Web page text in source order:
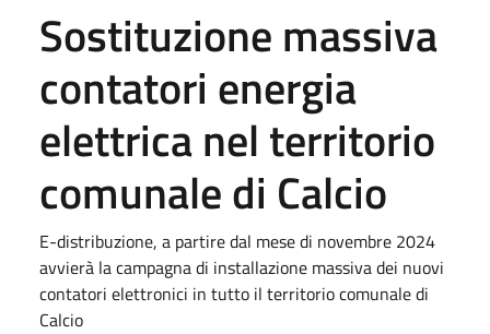
Sostituzione massiva
contatori energia
elettrica nel territorio
comunale di Calcio
E-distribuzione, a partire dal mese di novembre 2024
avvierà la campagna di installazione massiva dei nuovi
contatori elettronici in tutto il territorio comunale di
Calcio